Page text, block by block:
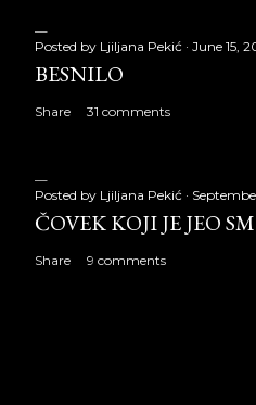
Posted by Ljiljana Pekić June 15,
BESNILO
Share 31 comments
Posted by Ljiljana Pekić
ČOVEK KOJI JE JEO
Share 9 comments